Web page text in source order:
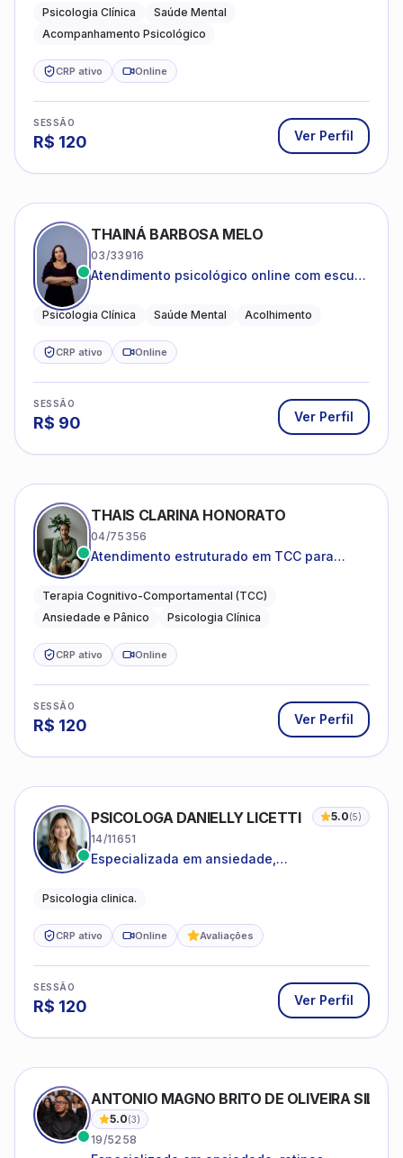
Psicologia Clínica
Saúde Mental
Acompanhamento Psicológico
CRP ativo Online
SESSÃO
R$ 120 Ver Perfil
THAINÁ BARBOSA MELO
03/33916
Atendimento psicológico online com escuta
emocional
Psicologia Clínica Saúde Mental Acolhimento
CRP ativo Online
SESSÃO
R$ 90 Ver Perfil
THAIS CLARINA HONORATO
04/75356
Atendimento estruturado em TCC para
excessiva
Terapia Cognitivo-Comportamental (TCC)
Ansiedade e Pânico
Psicologia Clínica
CRP ativo Online
SESSÃO
R$ 120 Ver Perfil
PSICOLOGA DANIELLY LICETTI 5.0(5)
14/11651
Especializada em ansiedade,
Psicologia clinica.
CRP ativo Online Avaliações
SESSÃO
R$ 120 Ver Perfil
ANTONIO MAGNO BRITO DE OLIVEIRA SILVA
5.0(3)
19/5258